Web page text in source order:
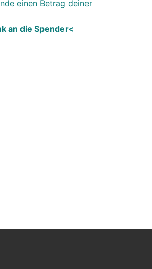
einen Betrag deiner
an die Spender<